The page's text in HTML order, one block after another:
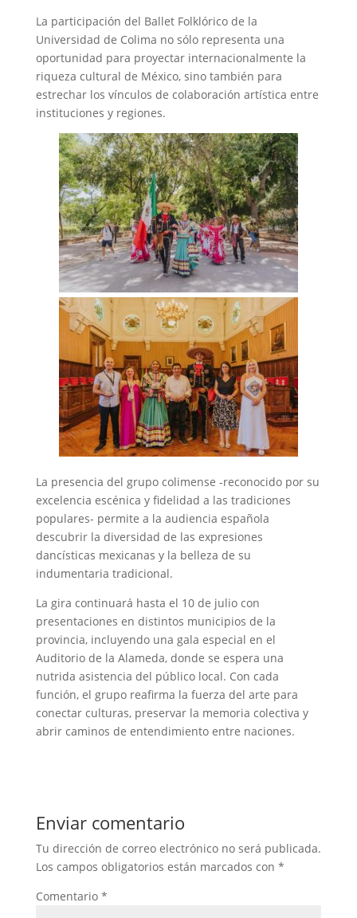
La participación del Ballet Folklórico de la
Universidad de Colima no sólo representa una
oportunidad para proyectar internacionalmente la
riqueza cultural de México, sino también para
estrechar los vínculos de colaboración artística entre
instituciones y regiones.
La presencia del grupo colimense -reconocido por su
excelencia escénica y fidelidad a las tradiciones
populares- permite a la audiencia española
descubrir la diversidad de las expresiones
dancísticas mexicanas y la belleza de su
indumentaria tradicional.
La gira continuará hasta el 10 de julio con
presentaciones en distintos municipios de la
provincia, incluyendo una gala especial en el
Auditorio de la Alameda, donde se espera una
nutrida asistencia del público local. Con cada
función, el grupo reafirma la fuerza del arte para
conectar culturas, preservar la memoria colectiva y
abrir caminos de entendimiento entre naciones.
Enviar comentario
Tu dirección de correo electrónico no será publicada.
Los campos obligatorios están marcados con *
Comentario *